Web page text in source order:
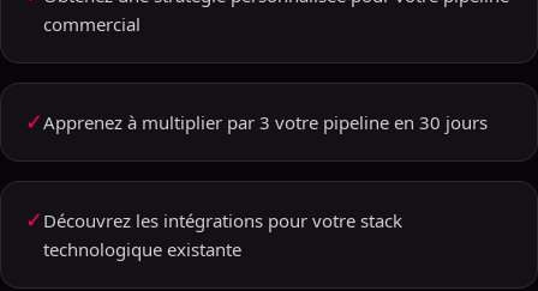
commercial
✓Apprenez à multiplier par 3 votre pipeline en 30 jours
✓ Découvrez les intégrations pour votre stack
technologique existante